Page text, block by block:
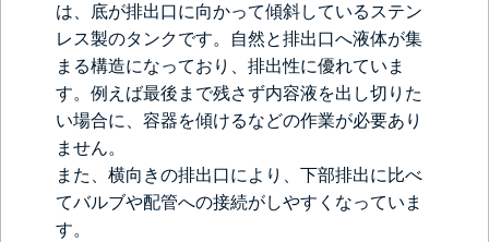
は、底が排出口に向かって傾斜しているステン
レス製のタンクです。自然と排出口へ液体が集
まる構造になっており、排出性に優れていま
す。例えば最後まで残さず内容液を出し切りた
い場合に、容器を傾けるなどの作業が必要あり
ません。
また、横向きの排出口により、下部排出に比べ
てバルブや配管への接続がしやすくなっていま
す。